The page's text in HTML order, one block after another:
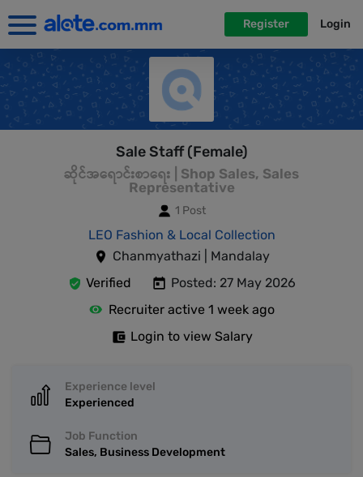
Register Login
Sale Staff (Female)
ဆိုင်အရောင်းစာရေး | Shop Sales, Sales
Representative
1 Post
LEO Fashion & Local Collection
Chanmyathazi | Mandalay
Verified
Posted: 27 May 2026
Recruiter active 1 week ago
Login to view Salary
Experience level
Experienced
Job Function
Sales, Business Development